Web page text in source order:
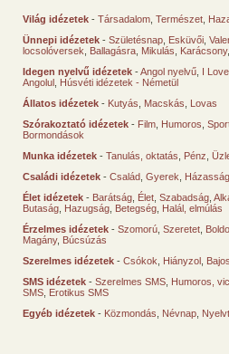
Világ idézetek - Társadalom Természet
Ünnepi idézetek - Születésnap Esküvői
locsolóversek
Ballagásra Mikulás Karácsony
Idegen nyelvű idézetek -Angol nyelvű I
Angolul Húsvéti idézetek - Németül
Állatos idézetek - Kutyás Macskás
Lovas
Szórakoztató idézetek - Film Humoros
Bormondások
Munka idézetek - Tanulás, oktatás Pénz
Családi idézetek - Család Gyerek
Élet idézetek - Barátság Élet Szabadság
Butaság Hazugság Betegség Halál, elmúlás
Érzelmes idézetek - Szomorú Szeretet
Magány, Búcsúzás
Szerelmes idézetek - Csókok Hiányzol
SMS idézetek - Szerelmes SMS Humoros,
SMS Erotikus SMS
Egyéb idézetek - Közmondás Névnap